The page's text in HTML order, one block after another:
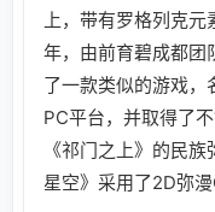
上，带有罗格列克
年，由前育碧成都
了一款类似的游戏，
PC平台，并取得了
《祁门之上》的民
星空》采用了2D弥漫